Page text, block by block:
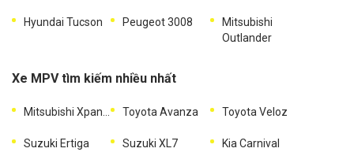
Hyundai Tucson Peugeot 3008
Mitsubishi
Outlander
Xe MPV tìm kiếm nhiều nhất
Toyota Avanza Toyota Veloz
Suzuki Ertiga Suzuki XL7 Kia Carnival